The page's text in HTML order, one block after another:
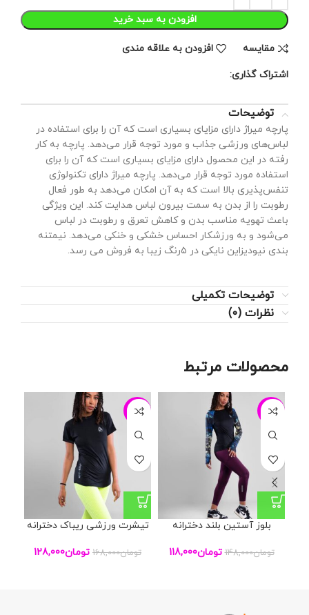
افزودن به سبد خرید
مقايسه افزودن به علاقه مندی
اشتراک گذاری:
توضیحات
پارچه میراژ دارای مزایای بسیاری است که آن را برای استفاده در
لباس‌های ورزشی جذاب و مورد توجه قرار می‌دهد. پارچه به کار
رفته در این محصول دارای مزایای بسیاری است که آن را برای
استفاده مورد توجه قرار می‌دهد. پارچه میراژ دارای تکنولوژی
تنفس‌پذیری بالا است که به آن امکان می‌دهد به طور فعال
رطوبت را از بدن به سمت بیرون لباس هدایت کند. این ویژگی
باعث تهویه مناسب بدن و کاهش تعرق و رطوبت در لباس
می‌شود و به ورزشکار احساس خشکی و خنکی می‌دهد. نیمتنه
بندی نیودیزاین نایکی در ۵رنگ زیبا به فروش می رسد.
توضیحات تکمیلی
نظرات (0)
محصولات مرتبط
-20%
بلوز آستین بلند دخترانه
تومان148,000 تومان118,000
-24%
تیشرت ورزشی ریباک دخترانه
تومان168,000 تومان128,000